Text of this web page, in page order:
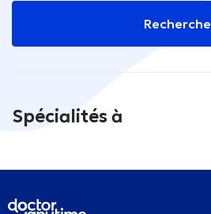
Recherche
Spécialités à